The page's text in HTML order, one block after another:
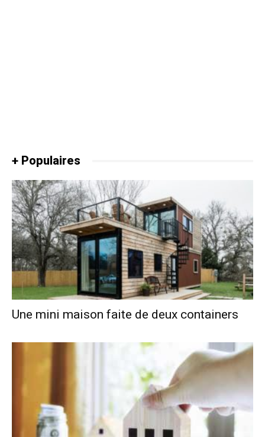
+ Populaires
Une mini maison faite de deux containers